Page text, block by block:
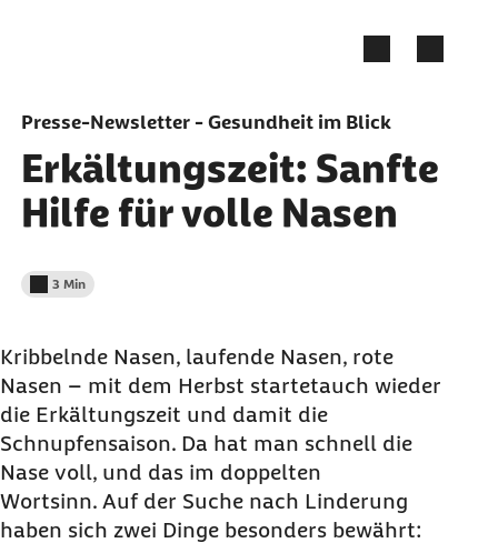
Presse-Newsletter - Gesundheit im Blick
Erkältungszeit: Sanfte
Hilfe für volle Nasen
Lesedauer weniger als
3 Min
Kribbelnde Nasen, laufende Nasen, rote
Nasen – mit dem Herbst startetauch wieder
die Erkältungszeit und damit die
Schnupfensaison. Da hat man schnell die
Nase voll, und das im doppelten
Wortsinn. Auf der Suche nach Linderung
haben sich zwei Dinge besonders bewährt: